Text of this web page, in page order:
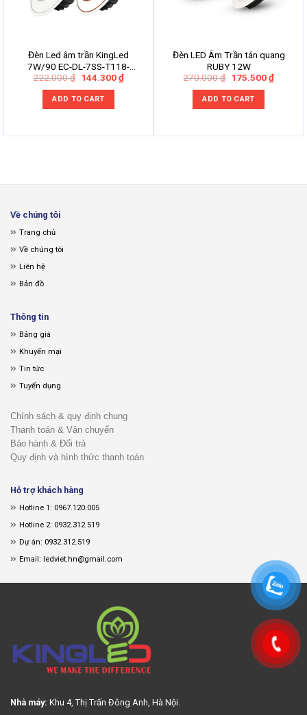
Đèn Led âm trần KingLed
7W/90 EC-DL-7SS-T118-
V/TT/T-CV/CB
222.000₫ Original
was:
222.000 ₫.
144.300₫Current
price
ADD TO CART
Đèn LED Âm Trần tán quang
RUBY 12W
270.000₫ Original
was:
270.000 ₫.
175.500₫Current
price
ADD TO CART
Về chúng tôi
Trang chủ
Về chúng tôi
Liên hệ
Bản đồ
Thông tin
Bảng giá
Khuyến mại
Tin tức
Tuyển dụng
Chính sách & quy định chung
Thanh toán & Vận chuyển
Bảo hành & Đổi trả
Quy định và hình thức thanh toán
Hỗ trợ khách hàng
Hotline 1: 0967.120.005
Hotline 2: 0932.312.519
Dự án: 0932.312.519
Email: ledviet.hn@gmail.com
Nhà máy: Khu 4, Thị Trấn Đông Anh, Hà Nội.